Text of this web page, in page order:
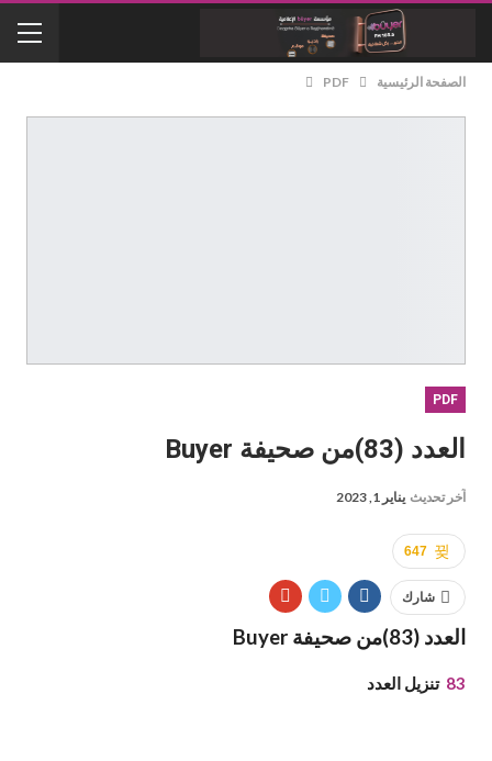
الصفحة الرئيسية PDF
PDF
العدد (83)من صحيفة Buyer
آخر تحديث يناير 1, 2023
647
شارك
العدد (83)من صحيفة Buyer
83 تنزيل العدد